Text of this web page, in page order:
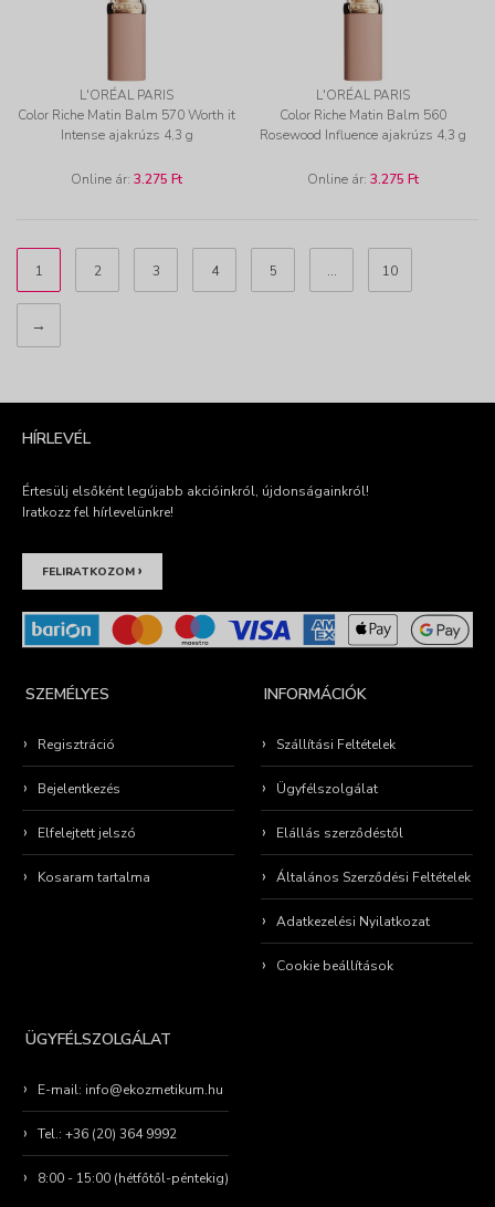
L'ORÉAL PARIS
Color Riche Matin Balm 570 Worth it
Intense ajakrúzs 4,3 g
Online ár: 3.275 Ft
L'ORÉAL PARIS
Color Riche Matin Balm 560
Rosewood Influence ajakrúzs 4,3 g
Online ár: 3.275 Ft
1 2 3 4 5 ... 10
→
HÍRLEVÉL
Értesülj elsőként legújabb akcióinkról, újdonságainkról!
Iratkozz fel hírlevelünkre!
FELIRATKOZOM ›
SZEMÉLYES
Regisztráció
Bejelentkezés
Elfelejtett jelszó
Kosaram tartalma
INFORMÁCIÓK
Szállítási Feltételek
Ügyfélszolgálat
Elállás szerződéstől
Általános Szerződési Feltételek
Adatkezelési Nyilatkozat
Cookie beállítások
ÜGYFÉLSZOLGÁLAT
E-mail: info@ekozmetikum.hu
Tel.: +36 (20) 364 9992
8:00 - 15:00 (hétfőtől-péntekig)